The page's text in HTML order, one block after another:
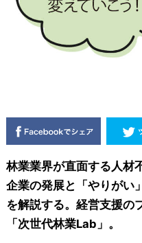
林業業界が直面する人材
企業の発展と「やりがい
を解説する。経営支援の
「次世代林業Lab」。